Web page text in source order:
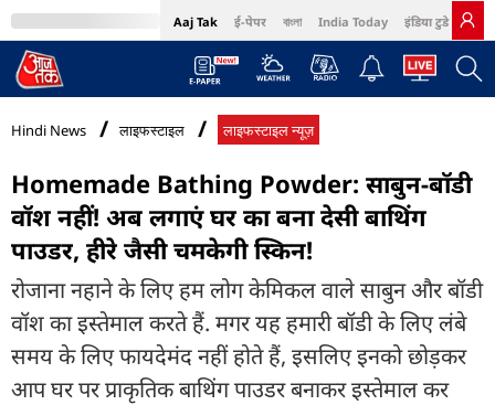
Aaj Tak ई-पेपर বাংলা India Today इंडिया टुडे हिंदी
MumbaiTak Cosmopolitan Harper's Bazaar Northeast
Hindi News लाइफस्टाइल लाइफस्टाइल न्यूज़
Homemade Bathing Powder: साबुन-बॉडी
वॉश नहीं! अब लगाएं घर का बना देसी बाथिंग
पाउडर, हीरे जैसी चमकेगी स्किन!
रोजाना नहाने के लिए हम लोग केमिकल वाले साबुन और बॉडी
वॉश का इस्तेमाल करते हैं. मगर यह हमारी बॉडी के लिए लंबे
समय के लिए फायदेमंद नहीं होते हैं, इसलिए इनको छोड़कर
आप घर पर प्राकृतिक बाथिंग पाउडर बनाकर इस्तेमाल कर